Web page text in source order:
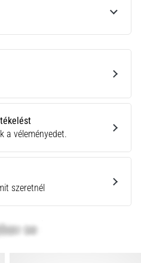
a véleményedet.
szeretnél